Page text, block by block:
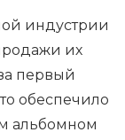
индустрии
их
первый
обеспечило
альбомном